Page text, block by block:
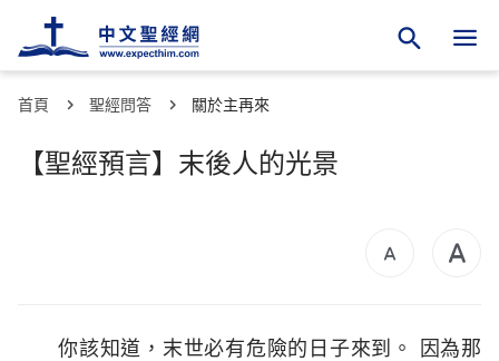
首頁 聖經問答 關於主再來
【聖經預言】末後人的光景
你該知道，末世必有危險的日子來到。 因為那